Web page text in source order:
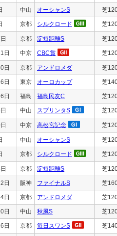
中山 オーシャンS 芝
京都 シルクロード 芝
京都 淀短距離S 芝
日 中京 CBC賞 芝
日 京都 アンドロメダ 芝
日 東京 オーロカップ 芝
日 福島 福島民友C 芝
中山 スプリンタS 芝
中京 高松宮記念 芝
中山 オーシャンS 芝
京都 シルクロード 芝
京都 淀短距離S 芝
日 阪神 ファイナルS 芝
日 京都 アンドロメダ 芝
日 中山 秋風S 芝
日 京都 毎日スワンS 芝